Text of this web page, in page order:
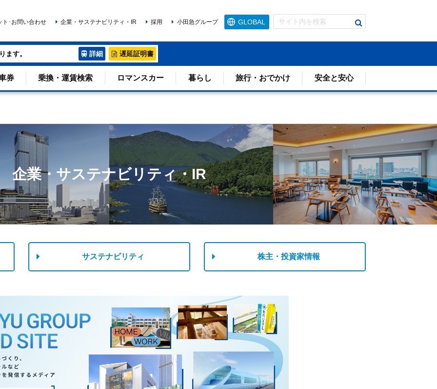
GLOBAL
ます。 詳細 遅延証明書
券 乗換・運賃検索 ロマンスカー 暮らし 旅行・おでかけ 安全と安心
検
る
ト･お問い合わせ 企業・サステナビリティ・IR 採用 小田急グループ
企業・サステナビリティ・IR
サステナビリティ 株主・投資家情報